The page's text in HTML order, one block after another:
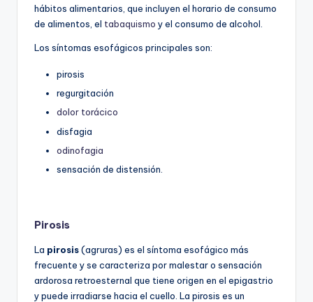
hábitos alimentarios, que incluyen el horario de consumo
de alimentos, el tabaquismo y el consumo de alcohol.
Los síntomas esofágicos principales son:
pirosis
regurgitación
dolor torácico
disfagia
odinofagia
sensación de distensión.
Pirosis
La pirosis(agruras) es el síntoma esofágico más
frecuente y se caracteriza por malestar o sensación
ardorosa retroesternal que tiene origen en el epigastrio
y puede irradiarse hacia el cuello. La pirosis es un